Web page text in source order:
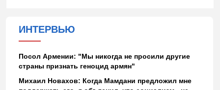
ИНТЕРВЬЮ
Посол Армении: "Мы никогда не просили другие
страны признать геноцид армян"
Михаил Новахов: Когда Мамдани предложил мне